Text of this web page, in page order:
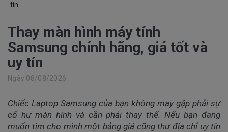
tín
Thay màn hình máy tính
Samsung chính hãng, giá tốt và
uy tín
Ngày 08/08/2026
Chiếc Laptop Samsung của bạn không may gặp phải sự
cố hư màn hình và cần phải thay thế. Nếu bạn đang
muốn tìm cho mình một bảng giá cũng thư địa chỉ uy tín